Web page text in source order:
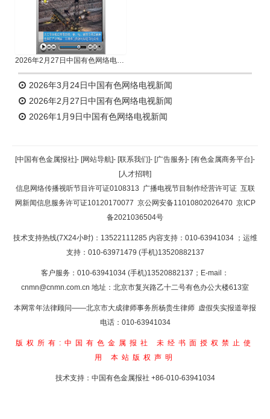
2026年2月27日中国有色网络电视新闻
2026年3月24日中国有色网络电视新闻
2026年2月27日中国有色网络电视新闻
2026年1月9日中国有色网络电视新闻
[中国有色金属报社]- [网站导航]- [联系我们]- [广告服务]- [有色金属商务平台]-
[人才招聘]
信息网络传播视听节目许可证0108313 广播电视节目制作经营许可证 互联
网新闻信息服务许可证10120170077 京公网安备11010802026470 京ICP
备2021036504号
技术支持热线(7X24小时)：13522111285 内容支持：010-63941034 ；运维
支持：010-63971479 (手机)13520882137
客户服务：010-63941034 (手机)13520882137；E-mail：
cnmn@cnmn.com.cn 地址：北京市复兴路乙十二号有色办公大楼613室
本网常年法律顾问——北京市大成律师事务所杨贵生律师 虚假失实报道举报
电话：010-63941034
版权所有:中国有色金属报社
未经书面授权禁止使
用 本站版权声明
技术支持：中国有色金属报社 +86-010-63941034